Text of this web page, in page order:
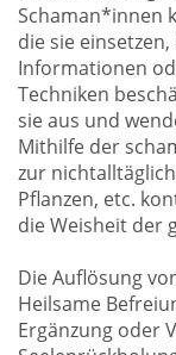
Schaman*innen
die sie
Informationen
Techniken
sie aus und
Mithilfe der
zur
Pflanzen, etc.
die Weisheit der
Die Auflösung
Heilsame
Ergänzung oder